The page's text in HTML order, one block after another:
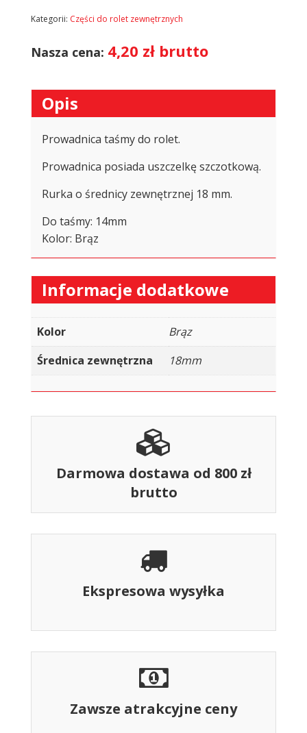
Kategorii: Części do rolet zewnętrznych
Nasza cena: 4,20 zł brutto
Opis
Prowadnica taśmy do rolet.
Prowadnica posiada uszczelkę szczotkową.
Rurka o średnicy zewnętrznej 18 mm.
Do taśmy: 14mm
Kolor: Brąz
Informacje dodatkowe
Kolor
Brąz
Średnica zewnętrzna
18mm
Darmowa dostawa od 800 zł
brutto
Ekspresowa wysyłka
Zawsze atrakcyjne ceny